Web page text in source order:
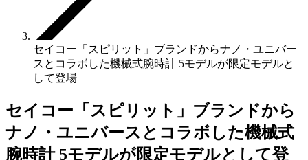
セイコー「スピリット」ブランドからナノ・ユニバー
スとコラボした機械式腕時計 5モデルが限定モデルと
して登場
セイコー「スピリット」ブランドから
ナノ・ユニバースとコラボした機械式
腕時計 5モデルが限定モデルとして登